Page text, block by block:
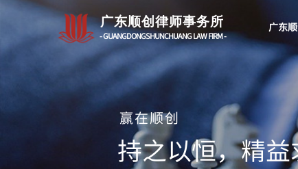
广东顺创律师事务所
- GUANGDONGSHUNCHUANG LAW FIRM -
广东
持之以恒，精
赢在顺创